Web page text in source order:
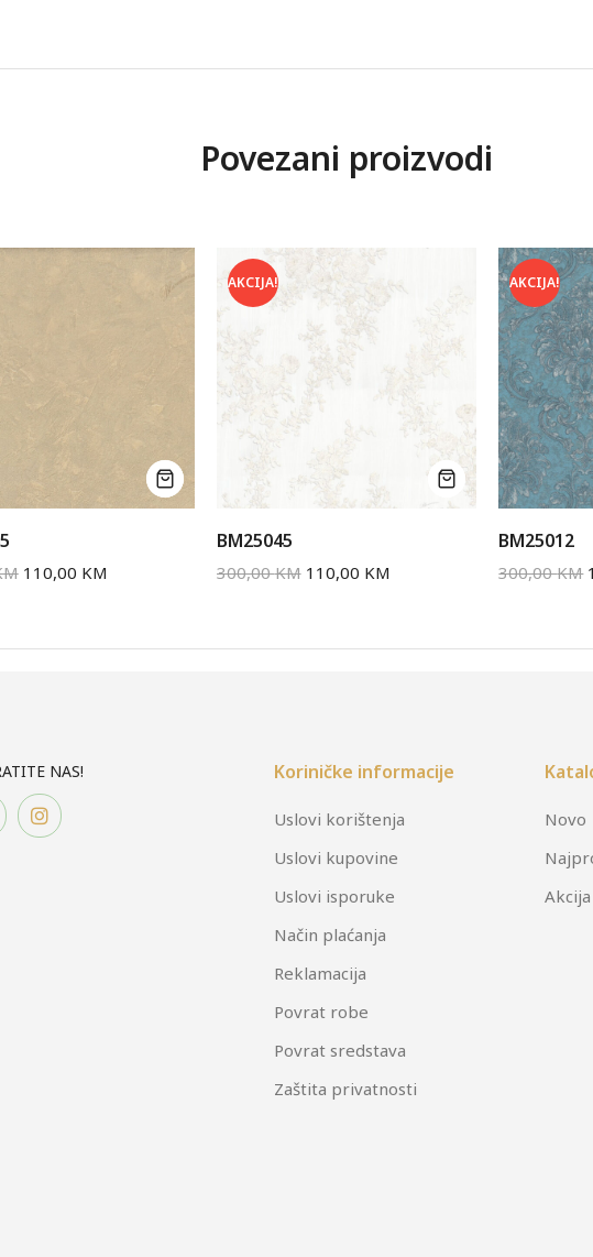
Povezani proizvodi
110,00 KM
AKCIJA!
BM25045
300,00KM 110,00 KM
AKCIJA!
BM25012
300,00KM
NAS! Koriničke informacije
Uslovi korištenja
Uslovi kupovine
Uslovi isporuke
Način plaćanja
Reklamacija
Povrat robe
Povrat sredstava
Zaštita privatnosti
Novo
Akcija